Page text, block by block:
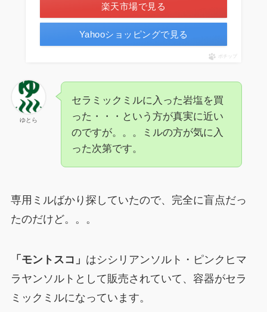
楽天市場で見る
Yahooショッピングで見る
ポチップ
ゆとら
セラミックミルに入った岩塩を買
った・・・という方が真実に近い
のですが。。。ミルの方が気に入
った次第です。
専用ミルばかり探していたので、完全に盲点だっ
たのだけど。。。
「モントスコ」 はシシリアンソルト・ピンクヒマ
ラヤンソルトとして販売されていて、容器がセラ
ミックミルになっています。